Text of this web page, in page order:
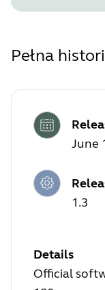
Pełna
June
1.3
Details
Official